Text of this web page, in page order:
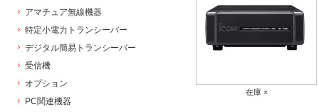
在庫 ×
アマチュア無線機器
特定小電力トランシーバー
デジタル簡易トランシーバー
受信機
オプション
PC関連機器